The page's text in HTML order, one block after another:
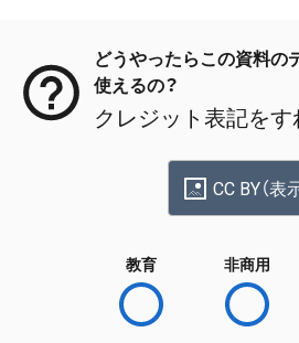
どうやったらこの資料の
使えるの？
クレジット表記を
CC BY（表
教育 非商用